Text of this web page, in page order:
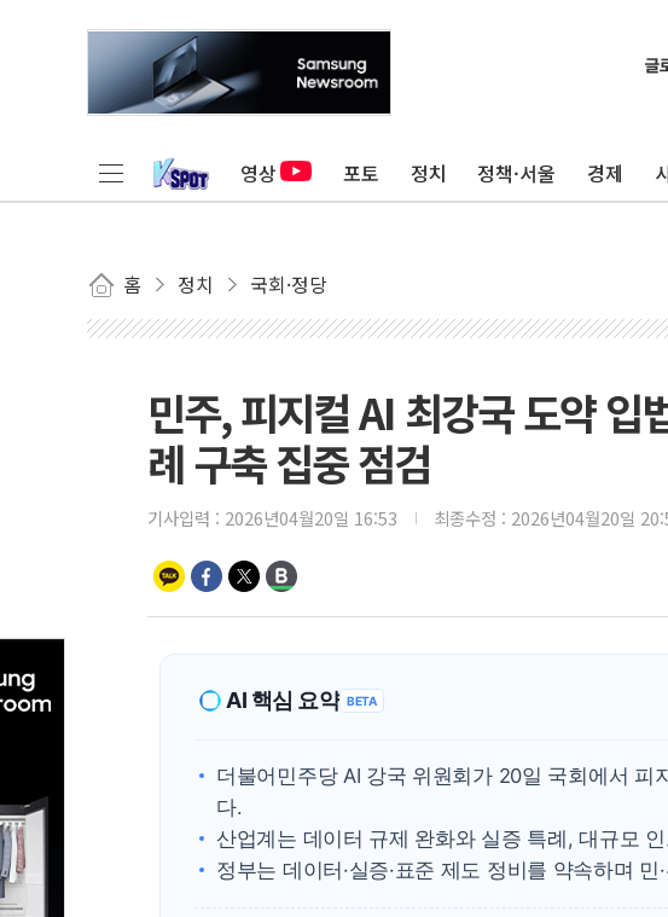
영상 포토 정치 정책·서울 경제
홈 정치 국회·정당
민주, 피지컬 AI 최강국 도약
례 구축 집중 점검
기사입력 : 2026년04월20일 16:53 최종수정 : 2026년04월20일
AI 핵심 요약 BETA
더불어민주당 AI 강국 위원회가 20일 국회에서 피
다.
산업계는 데이터 규제 완화와 실증 특례, 대규모
정부는 데이터·실증·표준 제도 정비를 약속하며